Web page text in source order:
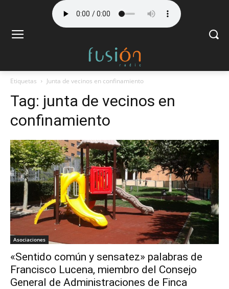
Etiquetas Junta de vecinos en confinamiento
Tag: junta de vecinos en
confinamiento
Asociaciones
«Sentido común y sensatez» palabras de
Francisco Lucena, miembro del Consejo
General de Administraciones de Finca